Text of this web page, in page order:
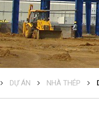
DỰ ÁN NHÀ THÉP